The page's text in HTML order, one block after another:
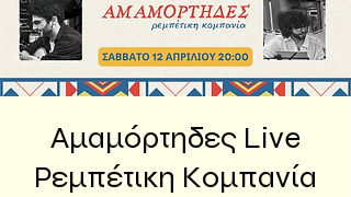
Αμαμόρτηδες Live
Ρεμπέτικη Κομπανία